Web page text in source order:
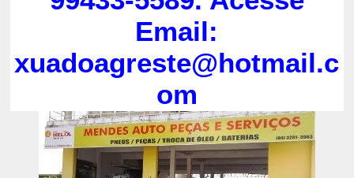
Email:
xuadoagreste@hotmail.c
om